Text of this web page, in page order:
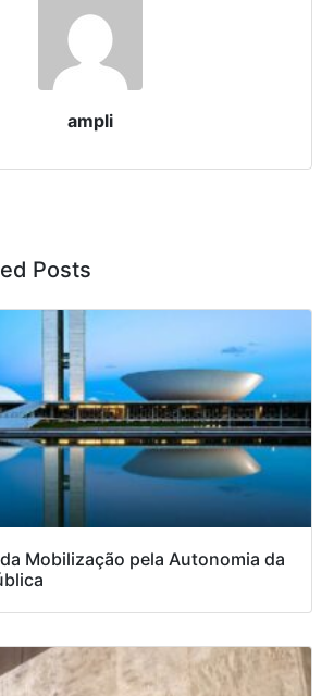
ampli
Posts
Mobilização pela Autonomia da